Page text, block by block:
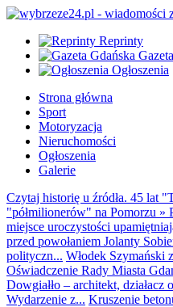
Reprinty
Ogłoszenia
Strona główna
Sport
Motoryzacja
Nieruchomości
Ogłoszenia
Galerie
Czytaj historię u źródła. 45 lat
"półmilionerów" na Pomorzu »
miejsce uroczystości
przed powołaniem Jolanty
polityczn... Włodek Szymański
Oświadczenie Rady Miasta
Dowgiałło – architekt,
Wydarzenie z... Kruszenie